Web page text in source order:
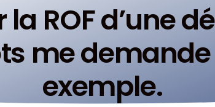
ROF d’une
me
exemple.